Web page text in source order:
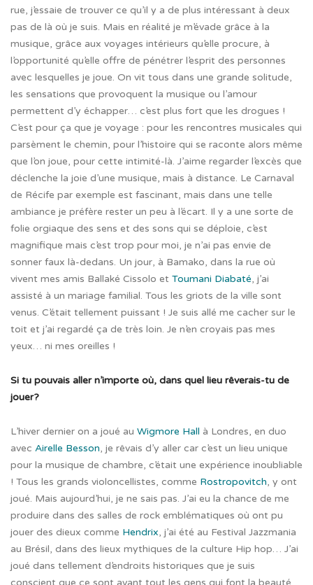
rue, j’essaie de trouver ce qu’il y a de plus intéressant à deux
pas de là où je suis. Mais en réalité je m’évade grâce à la
musique, grâce aux voyages intérieurs qu’elle procure, à
l’opportunité qu’elle offre de pénétrer l’esprit des personnes
avec lesquelles je joue. On vit tous dans une grande solitude,
les sensations que provoquent la musique ou l’amour
permettent d’y échapper… c’est plus fort que les drogues !
C’est pour ça que je voyage : pour les rencontres musicales qui
parsèment le chemin, pour l’histoire qui se raconte alors même
que l’on joue, pour cette intimité-là. J’aime regarder l’excès que
déclenche la joie d’une musique, mais à distance. Le Carnaval
de Récife par exemple est fascinant, mais dans une telle
ambiance je préfère rester un peu à l’écart. Il y a une sorte de
folie orgiaque des sens et des sons qui se déploie, c’est
magnifique mais c’est trop pour moi, je n’ai pas envie de
sonner faux là-dedans. Un jour, à Bamako, dans la rue où
vivent mes amis Ballaké Cissolo et Toumani Diabaté, j’ai
assisté à un mariage familial. Tous les griots de la ville sont
venus. C’était tellement puissant ! Je suis allé me cacher sur le
toit et j’ai regardé ça de très loin. Je n’en croyais pas mes
yeux… ni mes oreilles !
Si tu pouvais aller n’importe où, dans quel lieu rêverais-tu de
jouer?
L’hiver dernier on a joué au Wigmore Hall à Londres, en duo
avec Airelle Besson, je rêvais d’y aller car c’est un lieu unique
pour la musique de chambre, c’était une expérience inoubliable
! Tous les grands violoncellistes, comme Rostropovitch, y ont
joué. Mais aujourd’hui, je ne sais pas. J’ai eu la chance de me
produire dans des salles de rock emblématiques où ont pu
jouer des dieux comme Hendrix, j’ai été au Festival Jazzmania
au Brésil, dans des lieux mythiques de la culture Hip hop… J’ai
joué dans tellement d’endroits historiques que je suis
conscient que ce sont avant tout les gens qui font la beauté